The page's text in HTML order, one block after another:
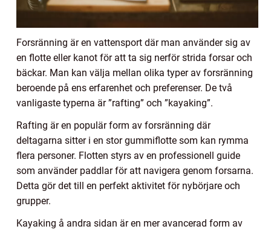
Forsränning är en vattensport där man använder sig av
en flotte eller kanot för att ta sig nerför strida forsar och
bäckar. Man kan välja mellan olika typer av forsränning
beroende på ens erfarenhet och preferenser. De två
vanligaste typerna är ”rafting” och ”kayaking”.
Rafting är en populär form av forsränning där
deltagarna sitter i en stor gummiflotte som kan rymma
flera personer. Flotten styrs av en professionell guide
som använder paddlar för att navigera genom forsarna.
Detta gör det till en perfekt aktivitet för nybörjare och
grupper.
Kayaking å andra sidan är en mer avancerad form av